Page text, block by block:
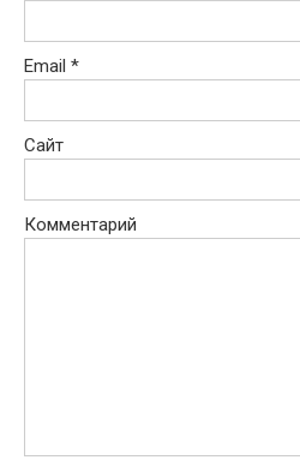
Email *
Сайт
Комментарий